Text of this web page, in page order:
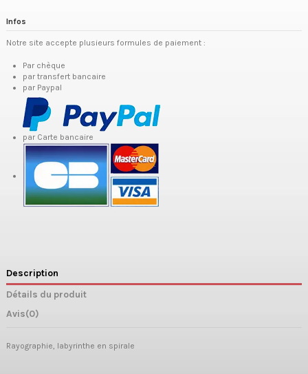
Infos
Notre site accepte plusieurs formules de paiement :
Par chèque
par transfert bancaire
par Paypal
par Carte bancaire
Description
Détails du produit
Avis(0)
Rayographie, labyrinthe en spirale